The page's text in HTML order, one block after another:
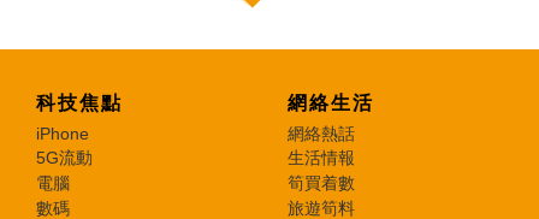
科技焦點
iPhone
5G流動
電腦
數碼
網絡生活
網絡熱話
生活情報
筍買着數
旅遊筍料